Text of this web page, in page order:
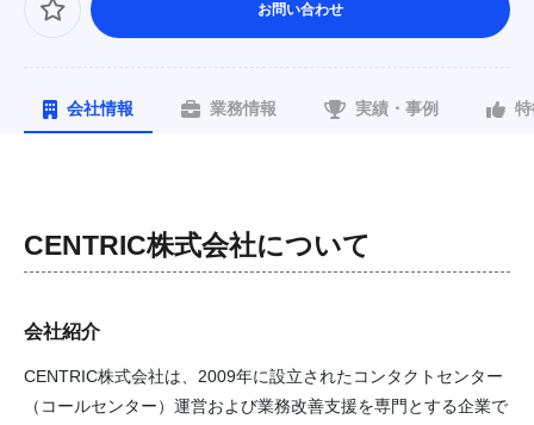
お問い合わせ
会社情報 業務情報 実績・事例
CENTRIC株式会社について
会社紹介
CENTRIC株式会社は、2009年に設立されたコンタクトセンター
（コールセンター）運営および業務改善支援を専門とする企業で